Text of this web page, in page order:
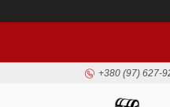
+380 (97) 627-